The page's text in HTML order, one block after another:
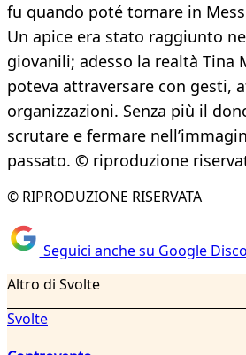
fu quando poté tornare in
Un apice era stato raggiunto
giovanili; adesso la realtà Tina
poteva attraversare con gesti,
organizzazioni. Senza più il
scrutare e fermare
passato. © riproduzione
© RIPRODUZIONE RISERVATA
Seguici anche su Google
Altro di Svolte
Svolte